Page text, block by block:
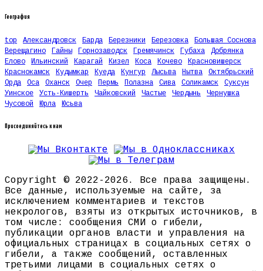
География
top Александровск Барда Березники Березовка
Большая Соснова
Верещагино
Гайны Горнозаводск Гремячинск Губаха
Добрянка
Елово
Ильинский Карагай Кизел Коса Кочево
Красновишерск
Краснокамск
Кудымкар Куеда Кунгур Лысьва Нытва
Октябрьский
Орда
Оса Оханск Очер Пермь Полазна Сива Соликамск
Суксун
Уинское
Усть-Кишерть Чайковский Частые Чердынь
Чернушка
Чусовой
Юрла Юсьва
Присоединяйтесь к нам
Copyright © 2022-2026. Все права защищены.
Все данные, используемые на сайте, за
исключением комментариев и текстов
некрологов, взяты из открытых источников, в
том числе: сообщения СМИ о гибели,
публикации органов власти и управления на
официальных страницах в социальных сетях о
гибели, а также сообщений, оставленных
третьими лицами в социальных сетях о